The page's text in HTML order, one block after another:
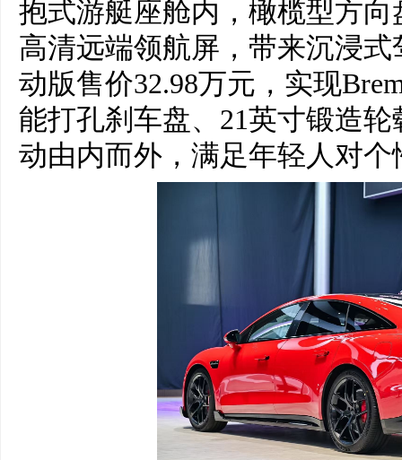
抱式游艇座舱内，橄榄型方
高清远端领航屏，带来沉浸
动版售价32.98万元，实现
能打孔刹车盘、21英寸锻造
动由内而外，满足年轻人对